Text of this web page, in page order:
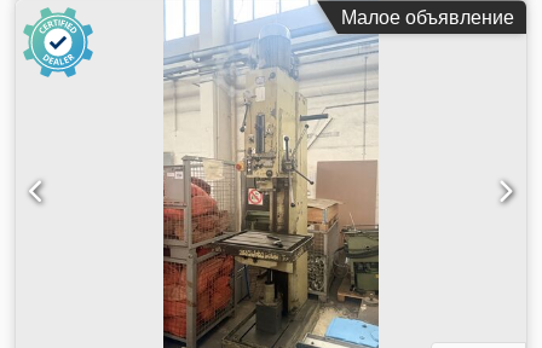
конструкционной стали: 50 мм Крепление: MK 4 Вылет: 400
мм Частота вращения: 54–1032 (9) об/мин Мощность
двигателя: 2,9 кВт Резьбонарезная способность: M36
Длина: 600 мм Ширина: 1200 мм Высота: 2500 мм Вес: 710
кг Подача: 0,1 / 0,2 / 0,3 / 0,4 мм/об Макс. глубина
сверления: 230 мм Диаметр колонны: 200 мм Расстояние
шпиндель–стол: 50–850 мм Расстояние шпиндель–
основание: 1290 мм Стол: 550 x 550 мм Размер основания:
1060 x 600 мм ERLO (Сделано в Испании) ДЛЯ
ПРОМЫШЛЕННОГО ИСПОЛЬЗОВАНИЯ Dodswiq H Hjpfx
An Isck Высокопроизводительный сверлильный станок с
редуктором Охлаждающее устройство
Электрооборудование по стандарту VDE Защитный кожух
Малое объявление